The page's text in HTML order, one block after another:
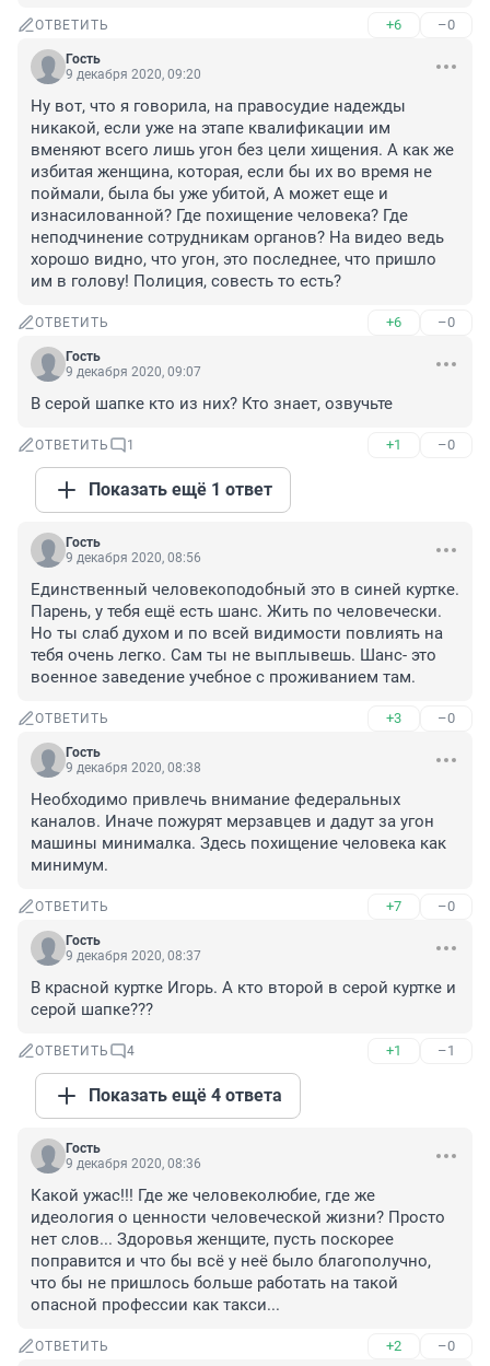
ОТВЕТИТЬ +6 –0
Гость
9 декабря 2020, 09:20
Ну вот, что я говорила, на правосудие надежды
никакой, если уже на этапе квалификации им
вменяют всего лишь угон без цели хищения. А как же
избитая женщина, которая, если бы их во время не
поймали, была бы уже убитой, А может еще и
изнасилованной? Где похищение человека? Где
неподчинение сотрудникам органов? На видео ведь
хорошо видно, что угон, это последнее, что пришло
им в голову! Полиция, совесть то есть?
ОТВЕТИТЬ +6 –0
Гость
9 декабря 2020, 09:07
В серой шапке кто из них? Кто знает, озвучьте
ОТВЕТИТЬ 1 +1 –0
Показать ещё 1 ответ
Гость
9 декабря 2020, 08:56
Единственный человекоподобный это в синей куртке.
Парень, у тебя ещё есть шанс. Жить по человечески.
Но ты слаб духом и по всей видимости повлиять на
тебя очень легко. Сам ты не выплывешь. Шанс- это
военное заведение учебное с проживанием там.
ОТВЕТИТЬ +3 –0
Гость
9 декабря 2020, 08:38
Необходимо привлечь внимание федеральных
каналов. Иначе пожурят мерзавцев и дадут за угон
машины минималка. Здесь похищение человека как
минимум.
ОТВЕТИТЬ +7 –0
Гость
9 декабря 2020, 08:37
В красной куртке Игорь. А кто второй в серой куртке и
серой шапке???
ОТВЕТИТЬ 4 +1 –1
Показать ещё 4 ответа
Гость
9 декабря 2020, 08:36
Какой ужас!!! Где же человеколюбие, где же
идеология о ценности человеческой жизни? Просто
нет слов... Здоровья женщите, пусть поскорее
поправится и что бы всё у неё было благополучно,
что бы не пришлось больше работать на такой
опасной профессии как такси...
ОТВЕТИТЬ +2 –0